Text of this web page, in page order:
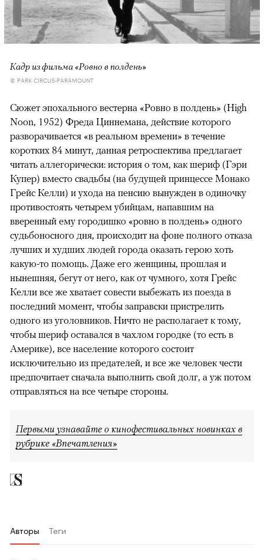
Кадр из фильма «Ровно в полдень»
© PARK CIRCUS-PARAMOUNT
Сюжет эпохального вестерна «Ровно в полдень» (High
Noon, 1952) Фреда Циннемана, действие которого
разворачивается «в реальном времени» в течение
коротких 84 минут, данная ретроспектива предлагает
читать аллегорически: история о том, как шериф (Гэри
Купер) вместо свадьбы (на будущей принцессе Монако
Грейс Келли) и ухода на пенсию вынужден в одиночку
противостоять четырем убийцам, напавшим на
вверенный ему городишко «ровно в полдень» одного
судьбоносного дня, происходит на фоне полного отказа
лучших и худших людей города оказать герою хоть
какую-то помощь. Даже его женщины, прошлая и
нынешняя, бегут от него, как от чумного, хотя Грейс
Келли все же хватает совести выбежать из поезда в
последний момент, чтобы заправски пристрелить
одного из уголовников. Ничто не располагает к тому,
чтобы шериф оставался в чахлом городке (то есть в
Америке), все население которого состоит
исключительно из предателей, и все же человек чести
предпочитает сначала выполнить свой долг, а уж потом
отправляться на все четыре стороны.
Первыми узнавайте о кинофестивальных новинках в
рубрике «Впечатления»
Авторы Теги